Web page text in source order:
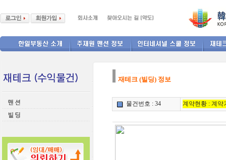
재테크 (빌딩) 정보
물건번호 : 34 계약현황 : 계약